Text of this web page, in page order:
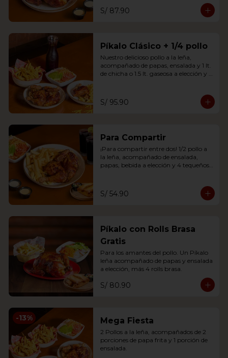
S/ 87.90
Píkalo Clásico + 1/4 pollo
Nuestro delicioso pollo a la leña,
acompañado de papas, ensalada y 1 lt.
de chicha o 1.5 lt. gaseosa a elección y
S/ 95.90
Para Compartir
¡Para compartir entre dos! 1/2 pollo a
la leña, acompañado de ensalada,
papas, bebida a elección y 4 tequeños
S/ 54.90
Píkalo con Rolls Brasa
Gratis
Para los amantes del pollo. Un Píkalo
leña acompañado de papas y ensalada
a elección, más 4 rolls brasa.
S/ 80.90
-13% Mega Fiesta
2 Pollos a la leña, acompañados de 2
porciones de papa frita y 1 porción de
ensalada.